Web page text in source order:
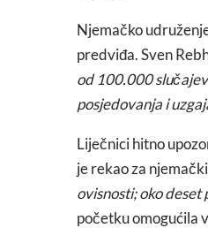
Njemačko
predviđa. Sven
od 100.000
posjedovanja i
Liječnici hitno
je rekao za
ovisnosti; oko
početku omogućila